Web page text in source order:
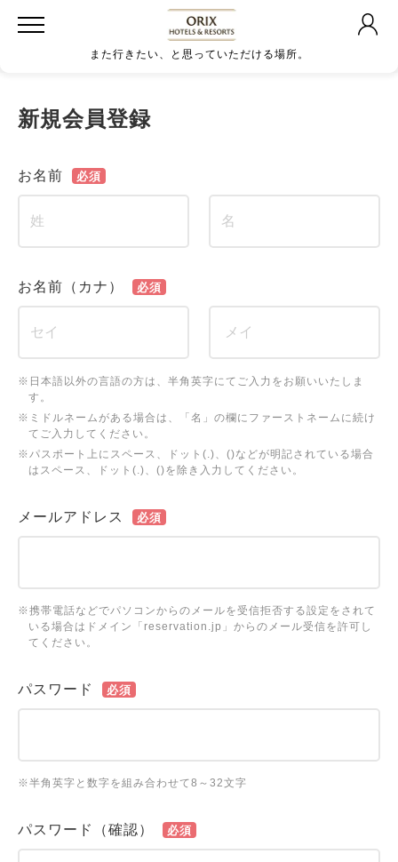
また行きたい、と思っていただける場所。
新規会員登録
お名前 必須
お名前（カナ） 必須
※日本語以外の言語の方は、半角英字にてご入力をお願いいたしま
す。
※ミドルネームがある場合は、「名」の欄にファーストネームに続け
てご入力してください。
※パスポート上にスペース、ドット(.)、()などが明記されている場合
はスペース、ドット(.)、()を除き入力してください。
メールアドレス 必須
※携帯電話などでパソコンからのメールを受信拒否する設定をされて
いる場合はドメイン「reservation.jp」からのメール受信を許可し
てください。
パスワード 必須
※半角英字と数字を組み合わせて8～32文字
パスワード（確認） 必須